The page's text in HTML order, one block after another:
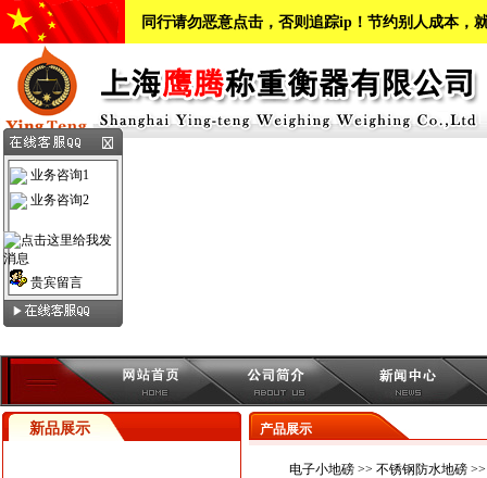
同行请勿恶意点击，否则追踪ip！节约别人成本，
新品展示 产品展示
电子小地磅>> 不锈钢防水地磅>>
业务咨询1
业务咨询2
贵宾留言